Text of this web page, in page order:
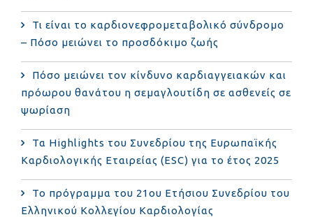
Τι είναι το καρδιονεφρομεταβολικό σύνδρομο
– Πόσο μειώνει το προσδόκιμο ζωής
Πόσο μειώνει τον κίνδυνο καρδιαγγειακών και
πρόωρου θανάτου η σεμαγλουτίδη σε ασθενείς σε
ψωρίαση
Τα Highlights του Συνεδρίου της Ευρωπαϊκής
Καρδιολογικής Εταιρείας (ESC) για το έτος 2025
Το πρόγραμμα του 21ου Ετήσιου Συνεδρίου του
Ελληνικού Κολλεγίου Καρδιολογίας